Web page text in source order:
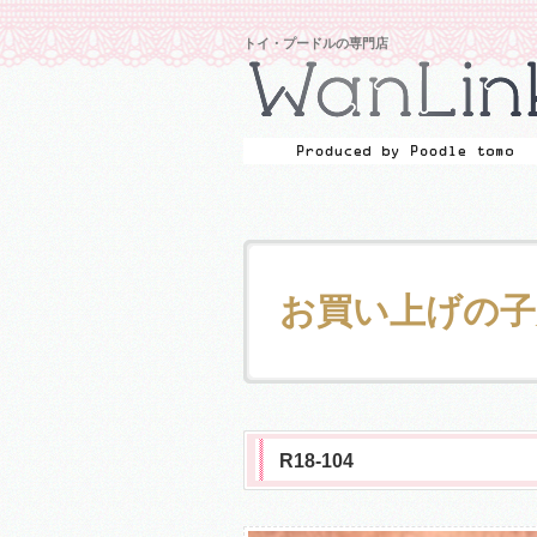
トイ・プードルの専門店
お買い上げの
R18-104